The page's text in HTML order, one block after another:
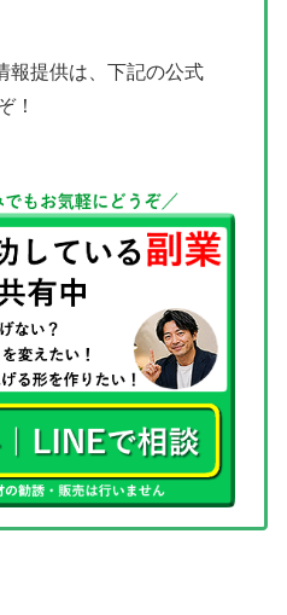
報提供は、下記の公式
！